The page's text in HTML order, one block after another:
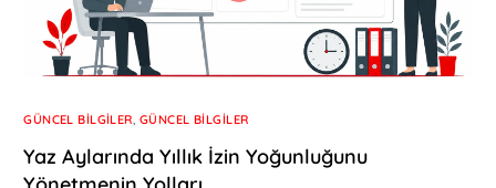
GÜNCEL BILGILER GÜNCEL BILGILER
Yaz Aylarında Yıllık İzin Yoğunluğunu